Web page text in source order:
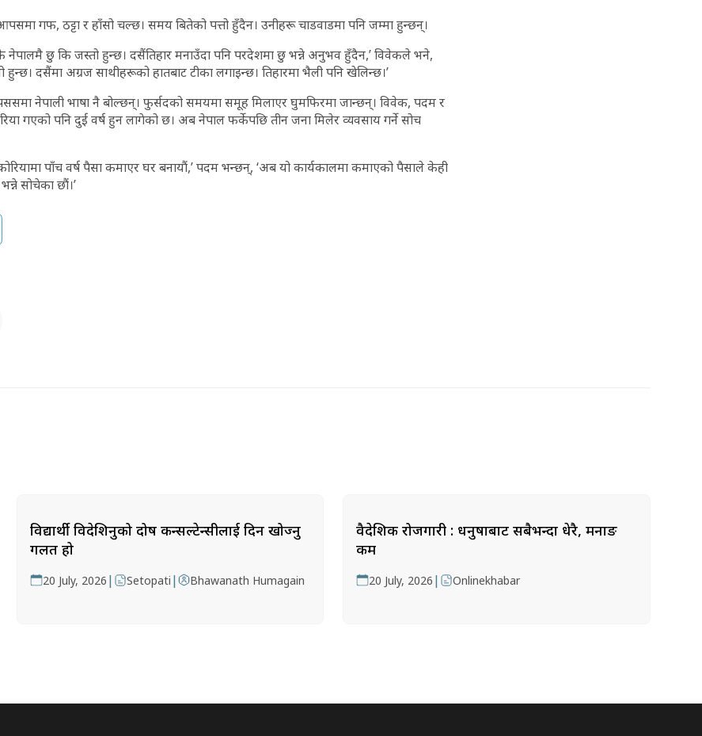
गफ, ठट्टा र हाँसो चल्छ। समय बितेको पत्तो हुँदैन। उनीहरू चाडवाडमा पनि जम्मा हुन्छन्।
नेपालमै छु कि जस्तो हुन्छ। दसैंतिहार मनाउँदा पनि परदेशमा छु भन्ने अनुभव हुँदैन,’ विवेकले भने,
हुन्छ। दसैंमा अग्रज साथीहरूको हातबाट टीका लगाइन्छ। तिहारमा भैली पनि खेलिन्छ।’
नेपाली भाषा नै बोल्छन्। फुर्सदको समयमा समूह मिलाएर घुमफिरमा जान्छन्। विवेक, पदम र
गएको पनि दुई वर्ष हुन लागेको छ। अब नेपाल फर्केपछि तीन जना मिलेर व्यवसाय गर्ने सोच
पाँच वर्ष पैसा कमाएर घर बनायौं,’ पदम भन्छन्, ‘अब यो कार्यकालमा कमाएको पैसाले केही
सोचेका छौं।’
विद्यार्थी विदेशिनुको दोष कन्सल्टेन्सीलाई दिन खोज्नु
गलत हो
20 July, 2026 | Setopati | Bhawanath Humagain
वैदेशिक रोजगारी : धनुषाबाट सबैभन्दा धेरै, मनाङ
कम
20 July, 2026 | Onlinekhabar